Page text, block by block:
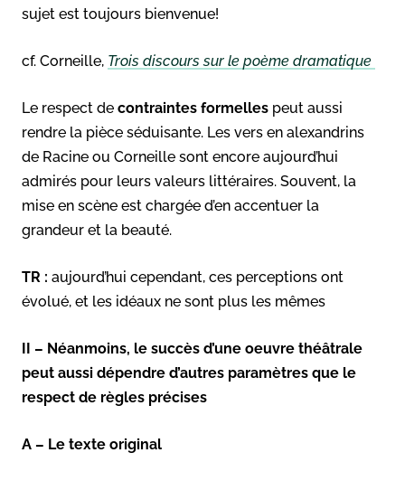
sujet est toujours bienvenue!
cf. Corneille, Trois discours sur le poème dramatique
Le respect de contraintes formelles peut aussi
rendre la pièce séduisante. Les vers en alexandrins
de Racine ou Corneille sont encore aujourd’hui
admirés pour leurs valeurs littéraires. Souvent, la
mise en scène est chargée d’en accentuer la
grandeur et la beauté.
TR : aujourd’hui cependant, ces perceptions ont
évolué, et les idéaux ne sont plus les mêmes
II – Néanmoins, le succès d’une oeuvre théâtrale
peut aussi dépendre d’autres paramètres que le
respect de règles précises
A – Le texte original